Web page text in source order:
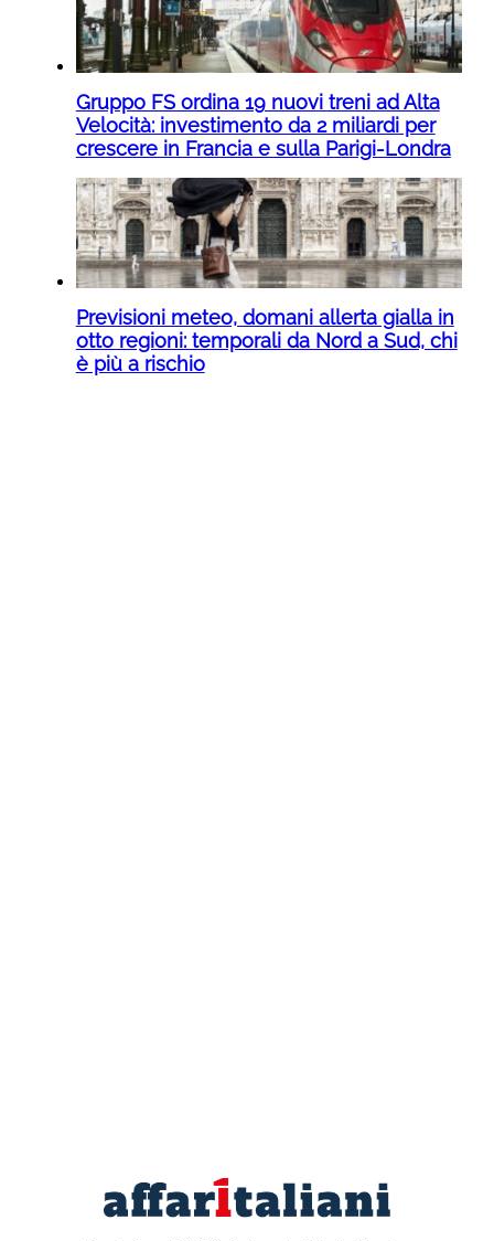
Gruppo FS ordina 19 nuovi treni ad Alta
Velocità: investimento da 2 miliardi per
crescere in Francia e sulla Parigi-Londra
Previsioni meteo, domani allerta gialla in
otto regioni: temporali da Nord a Sud, chi
è più a rischio